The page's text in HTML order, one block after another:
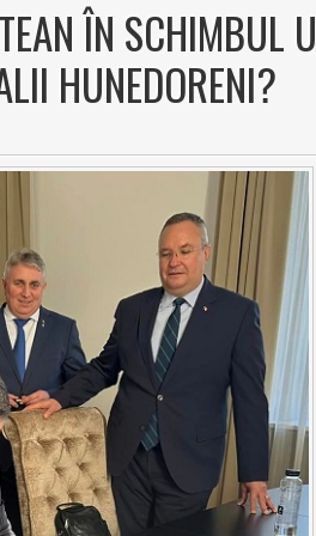
ÎN SCHIMBUL
HUNEDORENI?